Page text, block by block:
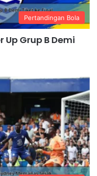
Pertandingan Bola
Up Grup B Demi